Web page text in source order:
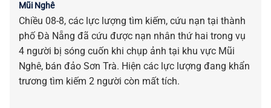
Mũi Nghê
Chiều 08-8, các lực lượng tìm kiếm, cứu nạn tại thành
phố Đà Nẵng đã cứu được nạn nhân thứ hai trong vụ
4 người bị sóng cuốn khi chụp ảnh tại khu vực Mũi
Nghê, bán đảo Sơn Trà. Hiện các lực lượng đang khẩn
trương tìm kiếm 2 người còn mất tích.